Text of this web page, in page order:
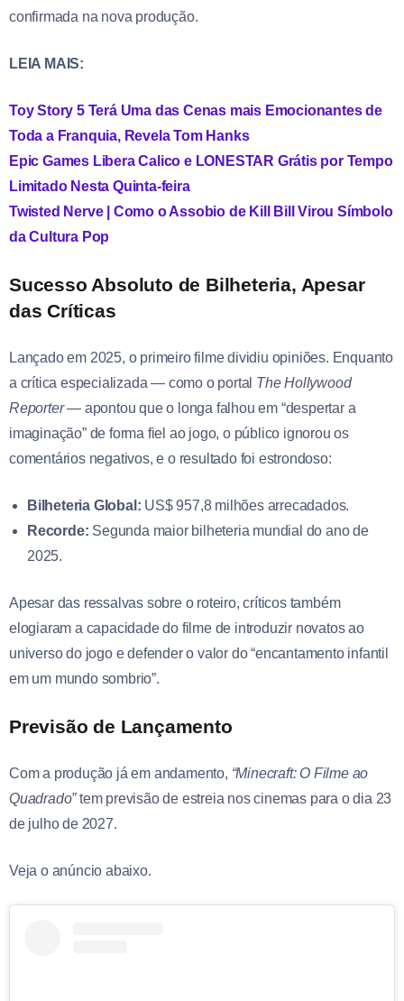
confirmada na nova produção.
LEIA MAIS:
Toy Story 5 Terá Uma das Cenas mais Emocionantes de
Toda a Franquia, Revela Tom Hanks
Epic Games Libera Calico e LONESTAR Grátis por Tempo
Limitado Nesta Quinta-feira
Twisted Nerve | Como o Assobio de Kill Bill Virou Símbolo
da Cultura Pop
Sucesso Absoluto de Bilheteria, Apesar
das Críticas
Lançado em 2025, o primeiro filme dividiu opiniões. Enquanto
a crítica especializada — como o portal The Hollywood
Reporter— apontou que o longa falhou em “despertar a
imaginação” de forma fiel ao jogo, o público ignorou os
comentários negativos, e o resultado foi estrondoso:
Bilheteria Global: US$ 957,8 milhões arrecadados.
Recorde: Segunda maior bilheteria mundial do ano de
2025.
Apesar das ressalvas sobre o roteiro, críticos também
elogiaram a capacidade do filme de introduzir novatos ao
universo do jogo e defender o valor do “encantamento infantil
em um mundo sombrio”.
Previsão de Lançamento
Com a produção já em andamento, “Minecraft: O Filme ao
Quadrado”tem previsão de estreia nos cinemas para o dia 23
de julho de 2027.
Veja o anúncio abaixo.